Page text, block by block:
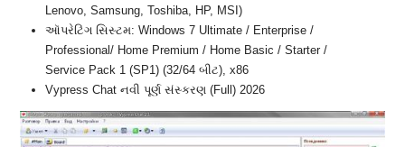
Lenovo, Samsung, Toshiba, HP, MSI)
ઑપરેટિંગ સિસ્ટમ: Windows 7 Ultimate / Enterprise /
Professional/ Home Premium / Home Basic / Starter /
Service Pack 1 (SP1) (32/64 બીટ), x86
Vypress Chat નવી પૂર્ણ સંસ્કરણ (Full) 2026